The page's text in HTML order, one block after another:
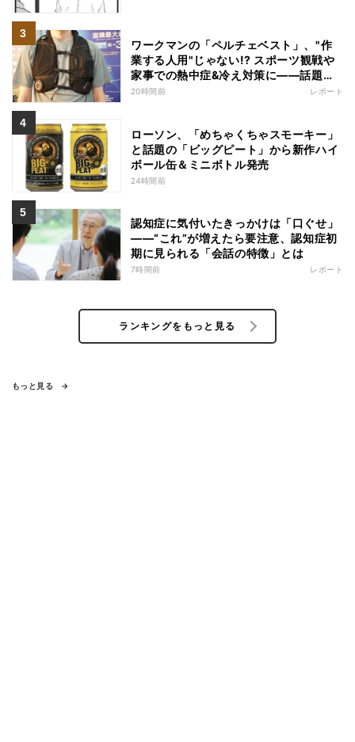
ワークマンの「ペルチェベスト」、"作
業する人用"じゃない!? スポーツ観戦や
家事での熱中症&冷え対策に――話題の
商品を徹底検証
20時間前 レポート
ローソン、「めちゃくちゃスモーキー」
と話題の「ビッグピート」から新作ハイ
ボール缶＆ミニボトル発売
24時間前
認知症に気付いたきっかけは「口ぐせ」
――“これ”が増えたら要注意、認知症初
期に見られる「会話の特徴」とは
7時間前 レポート
ランキングをもっと見る
もっと見る